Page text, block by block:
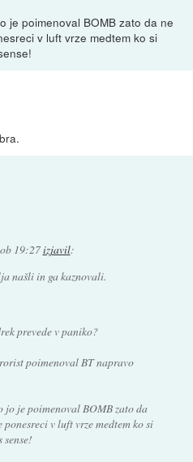
je poimenoval BOMB zato da ne
v luft vrze medtem ko si
19:27izjavil:
našli in ga kaznovali.
prevede v paniko?
poimenoval BT napravo
jo je poimenoval BOMB zato da
v luft vrze medtem ko si